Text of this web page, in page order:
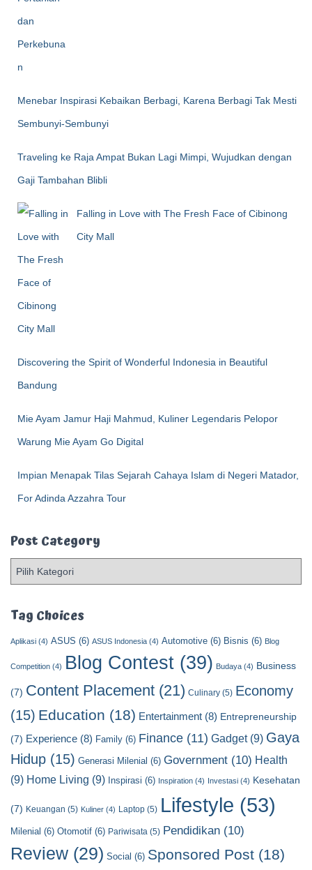
Menebar Inspirasi Kebaikan Berbagi, Karena Berbagi Tak Mesti
Sembunyi-Sembunyi
Traveling ke Raja Ampat Bukan Lagi Mimpi, Wujudkan dengan
Gaji Tambahan Blibli
Falling in Love with The Fresh Face of Cibinong
City Mall
Discovering the Spirit of Wonderful Indonesia in Beautiful
Bandung
Mie Ayam Jamur Haji Mahmud, Kuliner Legendaris Pelopor
Warung Mie Ayam Go Digital
Impian Menapak Tilas Sejarah Cahaya Islam di Negeri Matador,
For Adinda Azzahra Tour
Post Category
t
a
e
g
r
y
Tag Choices
Aplikasi (4) ASUS (6) ASUS Indonesia (4) Automotive (6) Bisnis (6) Blog
Competition (4) Blog Contest (39) Budaya (4) Business
(7) Content Placement (21) Culinary (5) Economy
(15) Education (18) Entertainment (8) Entrepreneurship
(7) Experience (8) Family (6) Finance (11) Gadget(9) Gaya
Hidup (15) Generasi Milenial (6) Government (10) Health
(9) Home Living (9) Inspirasi (6) Inspiration (4) Investasi (4) Kesehatan
(7) Keuangan (5) Kuliner (4) Laptop (5) Lifestyle (53)
Milenial (6) Otomotif (6) Pariwisata (5) Pendidikan (10)
Review (29) Social (6) Sponsored Post (18)